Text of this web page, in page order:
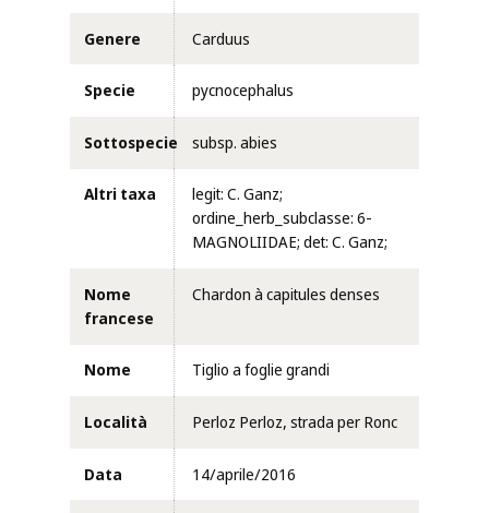
Genere Carduus
Specie pycnocephalus
Sottospecie subsp. abies
Altri taxa
legit: C. Ganz;
ordine_herb_subclasse: 6-
MAGNOLIIDAE; det: C. Ganz;
Nome
francese
Chardon à capitules denses
Nome Tiglio a foglie grandi
Località Perloz Perloz, strada per Ronc
Data 14/aprile/2016